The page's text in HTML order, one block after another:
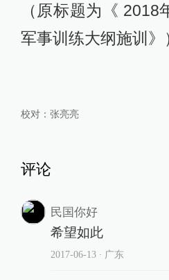
（原标题为《
军事训练大纲施训》
校对： 张亮亮
评论
民国你好
希望如此
2017-06-13∙ 广东